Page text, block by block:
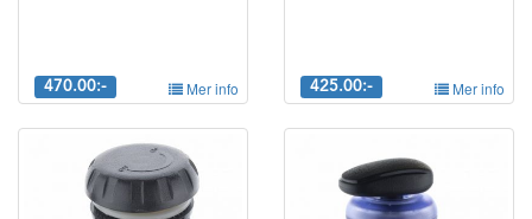
470.00:- Mer info 425.00:- Mer info